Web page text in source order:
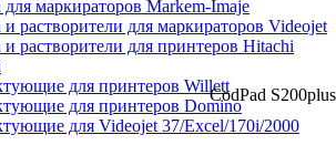
маркираторов Markem-Imaje
растворители для маркираторов Videojet
растворители для принтеров Hitachi
для принтеров Willett
для принтеров Domino
для Videojet 37/Excel/170i/2000
CodPad S200plus